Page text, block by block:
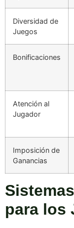
Diversidad de
Juegos
Bonificaciones
Atención al
Jugador
Imposición de
Ganancias
para los